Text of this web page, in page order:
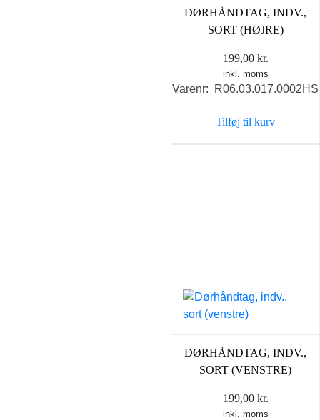
DØRHÅNDTAG, INDV.,
SORT (HØJRE)
199,00 kr.
inkl. moms
Varenr: R06.03.017.0002HS
Tilføj til kurv
DØRHÅNDTAG, INDV.,
SORT (VENSTRE)
199,00 kr.
inkl. moms